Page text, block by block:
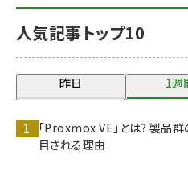
人気記事トップ10
昨日 1週
「Proxmox VE」とは? 製品
目される理由